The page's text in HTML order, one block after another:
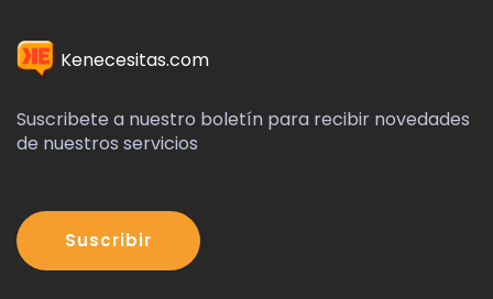
Kenecesitas.com
Suscribete a nuestro boletín para recibir novedades
de nuestros servicios
Suscribir